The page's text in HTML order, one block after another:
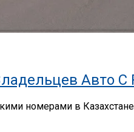
Авто
номерами в